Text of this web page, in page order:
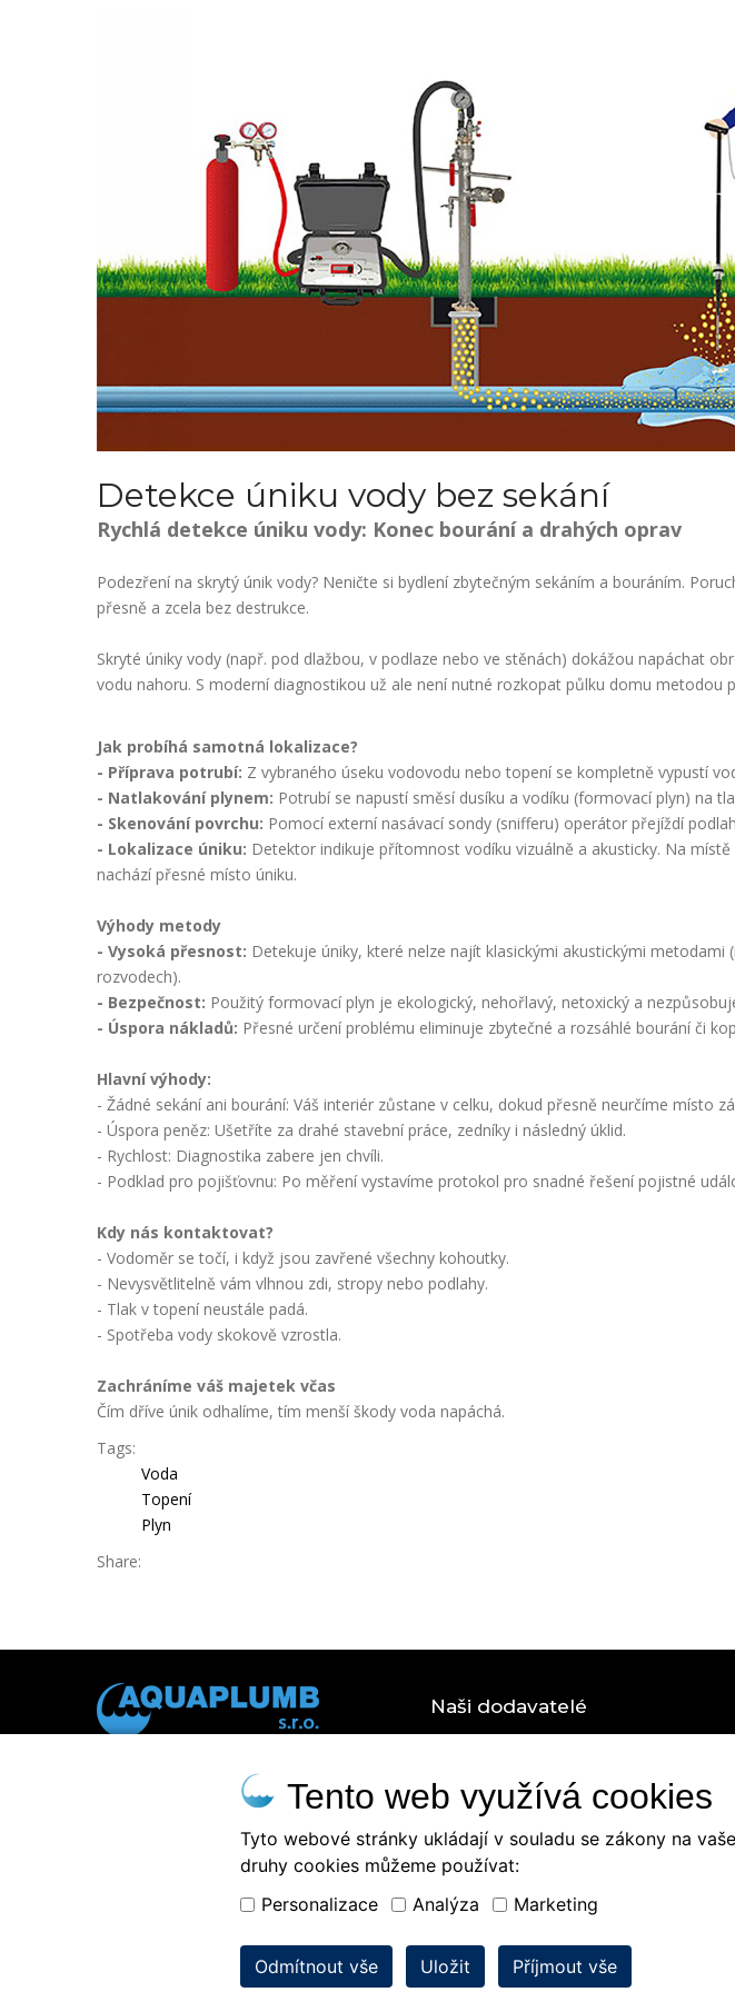
Detekce úniku vody bez sekání
Rychlá detekce úniku vody: Konec bourání a drahých oprav
Podezření na skrytý únik vody? Neničte si bydlení zbytečným sekáním a bouráním.
přesně a zcela bez destrukce.
Skryté úniky vody (např. pod dlažbou, v podlaze nebo ve stěnách) dokážou napáchat
vodu nahoru. S moderní diagnostikou už ale není nutné rozkopat půlku domu metodou
Jak probíhá samotná lokalizace?
- Příprava potrubí: Z vybraného úseku vodovodu nebo topení se kompletně vypustí
- Natlakování plynem: Potrubí se napustí směsí dusíku a vodíku (formovací plyn) na
- Skenování povrchu: Pomocí externí nasávací sondy (snifferu) operátor přejíždí
- Lokalizace úniku: Detektor indikuje přítomnost vodíku vizuálně a akusticky. Na
nachází přesné místo úniku.
Výhody metody
- Vysoká přesnost: Detekuje úniky, které nelze najít klasickými akustickými metodami
rozvodech).
- Bezpečnost: Použitý formovací plyn je ekologický, nehořlavý, netoxický a
- Úspora nákladů: Přesné určení problému eliminuje zbytečné a rozsáhlé bourání či
Hlavní výhody:
- Žádné sekání ani bourání: Váš interiér zůstane v celku, dokud přesně neurčíme místo
- Úspora peněz: Ušetříte za drahé stavební práce, zedníky i následný úklid.
- Rychlost: Diagnostika zabere jen chvíli.
- Podklad pro pojišťovnu: Po měření vystavíme protokol pro snadné řešení pojistné
Kdy nás kontaktovat?
- Vodoměr se točí, i když jsou zavřené všechny kohoutky.
- Nevysvětlitelně vám vlhnou zdi, stropy nebo podlahy.
- Tlak v topení neustále padá.
- Spotřeba vody skokově vzrostla.
Zachráníme váš majetek včas
Čím dříve únik odhalíme, tím menší škody voda napáchá.
Tags:
Voda
Topení
Plyn
Share:
Patočkova 4/6, Praha 6
+420 800 555 100
info@aquaplumb.cz
Naši dodavatelé
Velkoobchod PINKY
Velkobchod Ptáček
Velkoobchod Vihamij
Tento web využívá cookies
Tyto webové stránky ukládají v souladu se zákony na
druhy cookies můžeme používat:
Personalizace
Analýza Marketing
Odmítnout vše Uložit Příjmout vše